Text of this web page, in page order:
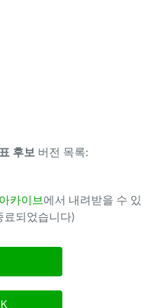
후보 버전 목록:
아카이브 에서 내려받을 수 있
료되었습니다)